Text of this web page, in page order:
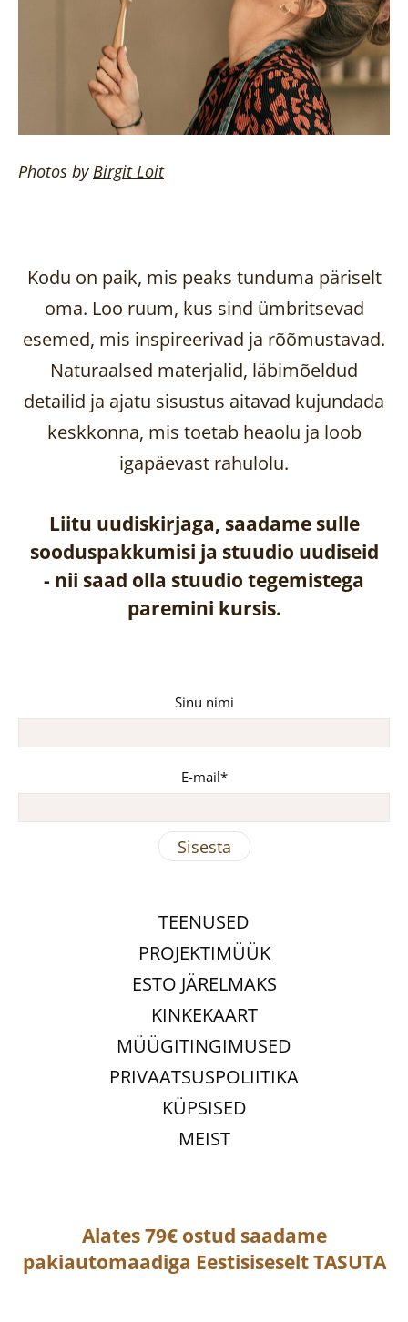
Photos byBirgitLoit
Kodu on paik, mis peaks tunduma päriselt
oma. Loo ruum, kus sind ümbritsevad
esemed, mis inspireerivad ja rõõmustavad.
Naturaalsed materjalid, läbimõeldud
detailid ja ajatu sisustus aitavad kujundada
keskkonna, mis toetab heaolu ja loob
igapäevast rahulolu.
Liitu uudiskirjaga, saadame sulle
sooduspakkumisi ja stuudio uudiseid
- nii saad olla stuudio tegemistega
paremini kursis.
Sinu nimi
E-mail
TEENUSED
PROJEKTIMÜÜK
ESTO JÄRELMAKS
KINKEKAART
MÜÜGITINGIMUSED
PRIVAATSUSPOLIITIKA
KÜPSISED
MEIST
Alates 79€ ostud saadame
pakiautomaadiga EestisiseseltTASUTA